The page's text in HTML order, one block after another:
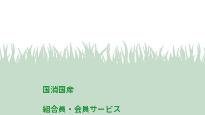
国消国産
組合員・会員サービス